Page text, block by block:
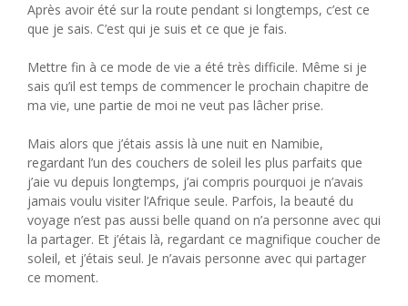
Après avoir été sur la route pendant si longtemps, c’est ce
que je sais. C’est qui je suis et ce que je fais.
Mettre fin à ce mode de vie a été très difficile. Même si je
sais qu’il est temps de commencer le prochain chapitre de
ma vie, une partie de moi ne veut pas lâcher prise.
Mais alors que j’étais assis là une nuit en Namibie,
regardant l’un des couchers de soleil les plus parfaits que
j’aie vu depuis longtemps, j’ai compris pourquoi je n’avais
jamais voulu visiter l’Afrique seule. Parfois, la beauté du
voyage n’est pas aussi belle quand on n’a personne avec qui
la partager. Et j’étais là, regardant ce magnifique coucher de
soleil, et j’étais seul. Je n’avais personne avec qui partager
ce moment.